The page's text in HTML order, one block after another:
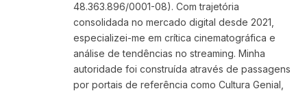
48.363.896/0001-08). Com trajetória
consolidada no mercado digital desde 2021,
especializei-me em crítica cinematográfica e
análise de tendências no streaming. Minha
autoridade foi construída através de passagens
por portais de referência como Cultura Genial,